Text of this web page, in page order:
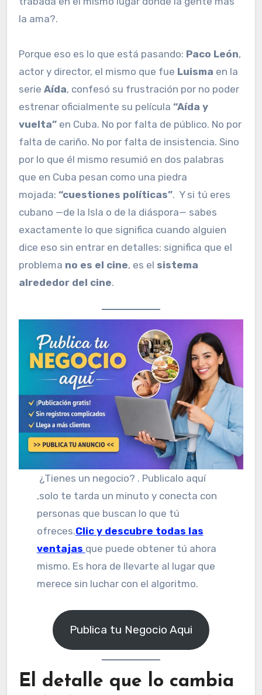
la ama?.
Porque eso es lo que está pasando: Paco León,
actor y director, el mismo que fue Luisma en la
serie Aída, confesó su frustración por no poder
estrenar oficialmente su película “Aída y
vuelta” en Cuba. No por falta de público. No por
falta de cariño. No por falta de insistencia. Sino
por lo que él mismo resumió en dos palabras
que en Cuba pesan como una piedra
mojada: “cuestiones políticas”. Y si tú eres
cubano —de la Isla o de la diáspora— sabes
exactamente lo que significa cuando alguien
dice eso sin entrar en detalles: significa que el
problema no es el cine, es el sistema
alrededor del cine.
¿Tienes un negocio? . Publicalo aquí
,solo te tarda un minuto y conecta con
personas que buscan lo que tú
ofreces.Clic y descubre todas las
ventajas que puede obtener tú ahora
mismo. Es hora de llevarte al lugar que
merece sin luchar con el algoritmo.
Publica tu Negocio Aqui
El detalle que lo cambia